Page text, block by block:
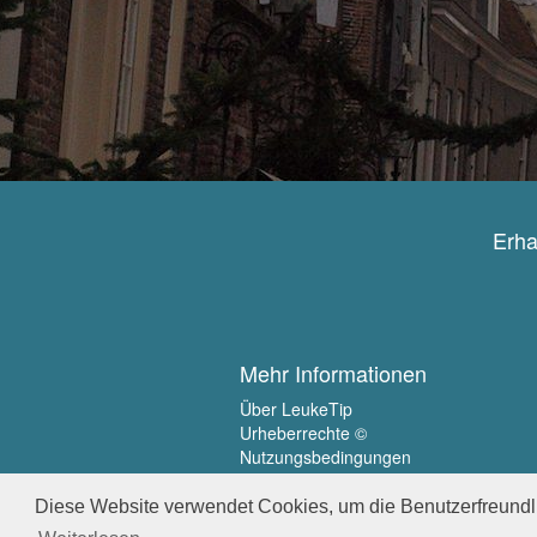
Diese Website verwendet Cookies, um die
Mehr Informationen
Über LeukeTip
Urheberrechte ©
Nutzungsbedingungen
Privatsphäre